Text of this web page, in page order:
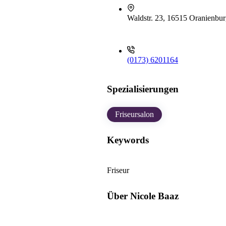
Waldstr. 23, 16515
(0173) 6201164
Spezialisierungen
Friseursalon
Keywords
Friseur
Über Nicole Baaz